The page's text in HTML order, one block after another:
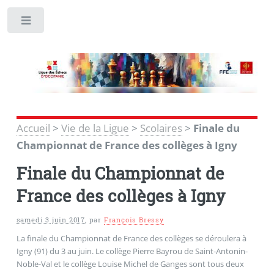
Accueil > Vie de la Ligue > Scolaires> Finale du
Championnat de France des collèges à Igny
Finale du Championnat de
France des collèges à Igny
samedi 3 juin 2017, par François Bressy
La finale du Championnat de France des collèges se déroulera à
Igny (91) du 3 au juin. Le collège Pierre Bayrou deSaint-Antonin-
Noble-Val et le collège Louise Michel de Ganges sont tous deux